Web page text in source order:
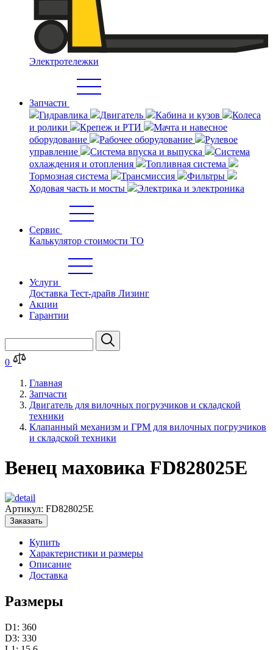
Электротележки
Запчасти
Гидравлика
Двигатель Кабина и кузов
Колеса
и ролики
Крепеж и РТИ
Мачта и навесное
оборудование
Рабочее оборудование
Рулевое
управление
Система впуска и выпуска
Система
охлаждения и отопления
Топливная система
Тормозная система
Трансмиссия
Фильтры
Ходовая часть и мосты
Электрика и электроника
Сервис
Калькулятор стоимости ТО
Услуги
Доставка Тест-драйв Лизинг
Акции
Гарантии
0
Главная
Запчасти
Двигатель для вилочных погрузчиков и складской
техники
Клапанный механизм и ГРМ для вилочных погрузчиков
и складской техники
Венец маховика FD828025E
Артикул: FD828025E
Заказать
Купить
Характеристики и размеры
Описание
Доставка
Размеры
D1: 360
D3: 330